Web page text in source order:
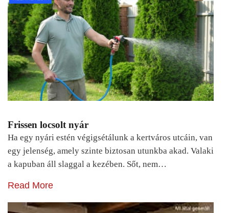
Frissen locsolt nyár
Ha egy nyári estén végigsétálunk a kertváros utcáin, van
egy jelenség, amely szinte biztosan utunkba akad. Valaki
a kapuban áll slaggal a kezében. Sőt, nem…
Read More